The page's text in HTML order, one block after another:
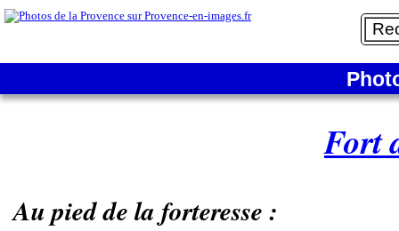
Fort
Au pied de la forteresse :